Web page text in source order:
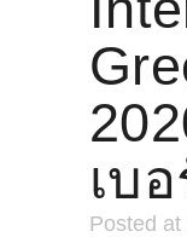
เบ
Posted at